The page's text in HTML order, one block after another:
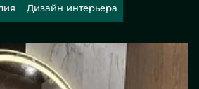
Дизайн интерьера